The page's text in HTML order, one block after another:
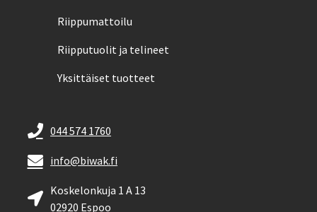
Riippumattoilu
Riipputuolit ja telineet
Yksittäiset tuotteet
044 574 1760
info@biwak.fi
Koskelonkuja 1 A 13
02920 Espoo